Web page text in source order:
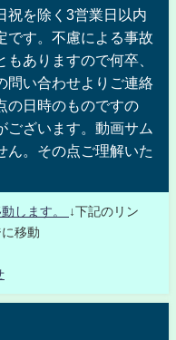
祝を除く3営業日以内
です。不慮による事故
ありますので何卒、
問い合わせよりご連絡
の日時のものですの
ございます。動画サム
ん。その点ご理解いた
します。
↓下記のリン
移動